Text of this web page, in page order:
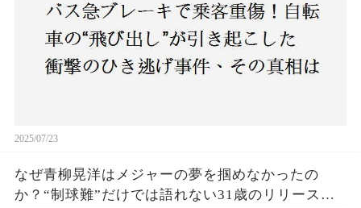
2025/07/23
なぜ青柳晃洋はメジャーの夢を掴めなかったの
か？“制球難”だけでは語れない31歳のリリース劇